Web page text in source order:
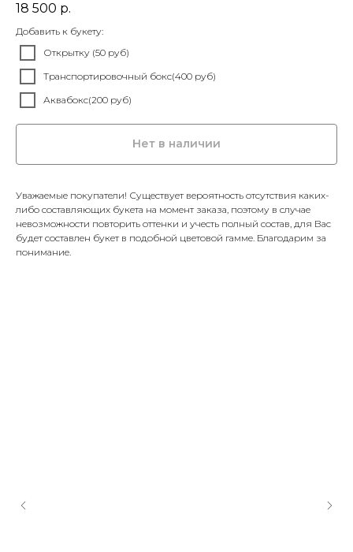
18 500 р.
Добавить к букету:
Открытку (50 руб)
Транспортировочный бокс(400 руб)
Аквабокс(200 руб)
Нет в наличии
Уважаемые покупатели! Существует вероятность отсутствия каких-
либо составляющих букета на момент заказа, поэтому в случае
невозможности повторить оттенки и учесть полный состав, для Вас
будет составлен букет в подобной цветовой гамме. Благодарим за
понимание.